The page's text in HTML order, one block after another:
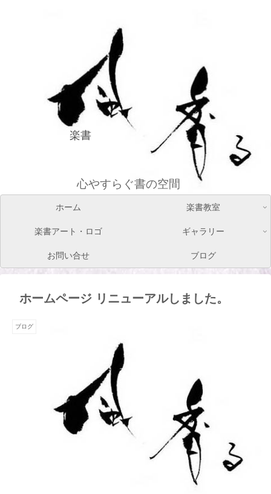
楽書
心やすらぐ書の空間
ホーム 楽書教室
楽書アート・ロゴ ギャラリー
お問い合せ ブログ
ホームページ リニューアルしました。
ブログ